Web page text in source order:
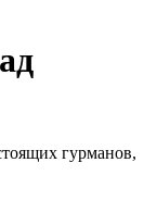
гурманов,